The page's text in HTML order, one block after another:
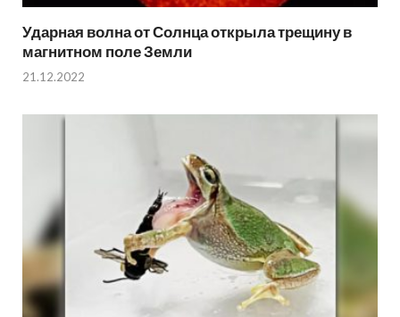
Ударная волна от Солнца открыла трещину в
магнитном поле Земли
21.12.2022